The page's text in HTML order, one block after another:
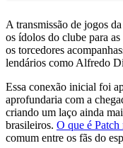
A transmissão de jogos
os ídolos do clube para
os torcedores
lendários como Alfredo
Essa conexão inicial foi
aprofundaria com a
criando um laço ainda
brasileiros. O que é
comum entre os fãs do